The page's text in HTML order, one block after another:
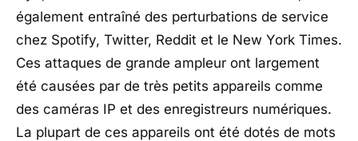
également entraîné des perturbations de service
chez Spotify, Twitter, Reddit et le New York Times.
Ces attaques de grande ampleur ont largement
été causées par de très petits appareils comme
des caméras IP et des enregistreurs numériques.
La plupart de ces appareils ont été dotés de mots